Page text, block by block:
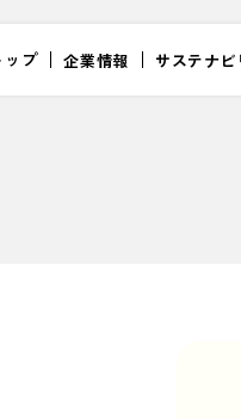
ップ 企業情報 サステナビ